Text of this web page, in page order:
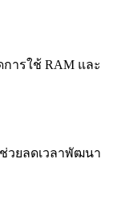
ารใช้ RAM และ
ช่วยลดเวลาพัฒนา